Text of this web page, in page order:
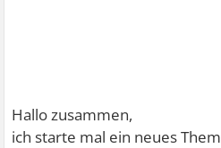
Hallo zusammen,
ich starte mal ein neues